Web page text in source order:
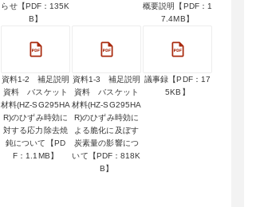
らせ【PDF：135K
B】
概要説明【PDF：1
7.4MB】
資料1-2 補足説明
資料 バスケット
材料(HZ-SG295HA
R)のひずみ時効に
対する応力除去焼
鈍について【PD
F：1.1MB】
資料1-3 補足説明
資料 バスケット
材料(HZ-SG295HA
R)のひずみ時効に
よる脆化に及ぼす
炭素量の影響につ
いて【PDF：818K
B】
議事録【PDF：17
5KB】